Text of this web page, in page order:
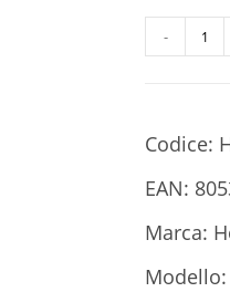
-
Codice:
EAN:
Marca:
Modello: